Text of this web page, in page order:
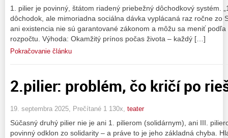
1. pilier je povinný, štátom riadený priebežný dôchodkový systém.
dôchodok, ale mimoriadna sociálna dávka vyplácaná raz ročne zo
ani existencia nie sú garantované zákonom a môžu sa meniť
rozpočtu. Výhoda: Okamžitý prínos počas života – každý […]
Pokračovanie článku
2.pilier: problém, čo kričí po
19. septembra 2025, Prečítané 1 130x, teater
Súčasný druhý pilier nie je ani 1. pilierom (solidárnym), ani III.
povinný odklon zo solidarity – a práve to je jeho základná chyba.